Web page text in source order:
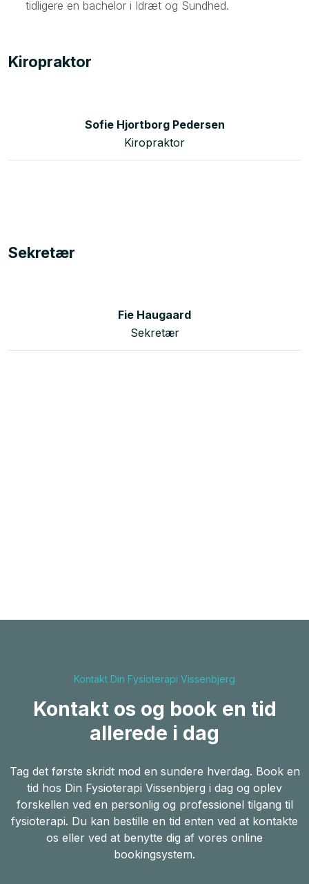
tidligere en bachelor i Idræt og Sundhed.​
Kiropraktor
Sofie Hjortborg Pedersen
Kiropraktor
Sekretær
Fie Haugaard
Sekretær
Kontakt Din Fysioterapi Vissenbjerg
Kontakt os og book en tid
allerede i dag
Tag det første skridt mod en sundere hverdag. Book en
tid hos Din Fysioterapi Vissenbjerg i dag og oplev
forskellen ved en personlig og professionel tilgang til
fysioterapi. Du kan bestille en tid enten ved at kontakte
os eller ved at benytte dig af vores online
bookingsystem.